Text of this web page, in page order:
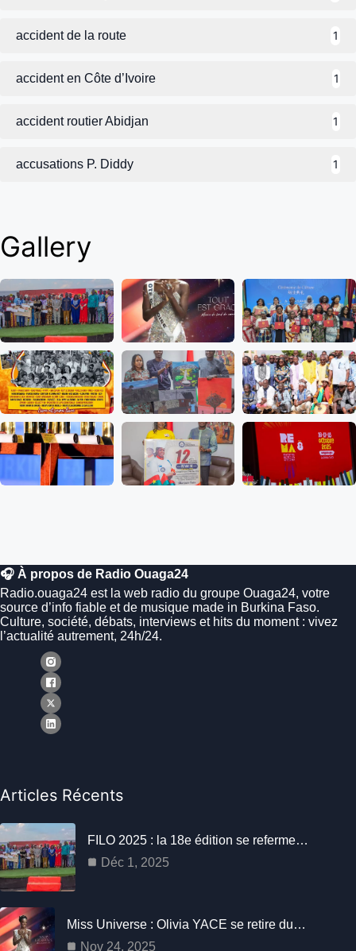
accident de la route 1
accident en Côte d’Ivoire 1
accident routier Abidjan 1
accusations P. Diddy 1
Gallery
🎧 À propos de Radio Ouaga24
Radio.ouaga24 est la web radio du groupe Ouaga24, votre
source d’info fiable et de musique made in Burkina Faso.
Culture, société, débats, interviews et hits du moment : vivez
l’actualité autrement, 24h/24.
Articles Récents
FILO 2025 : la 18e édition se referme…
Déc 1, 2025
Miss Universe : Olivia YACE se retire du…
Nov 24, 2025